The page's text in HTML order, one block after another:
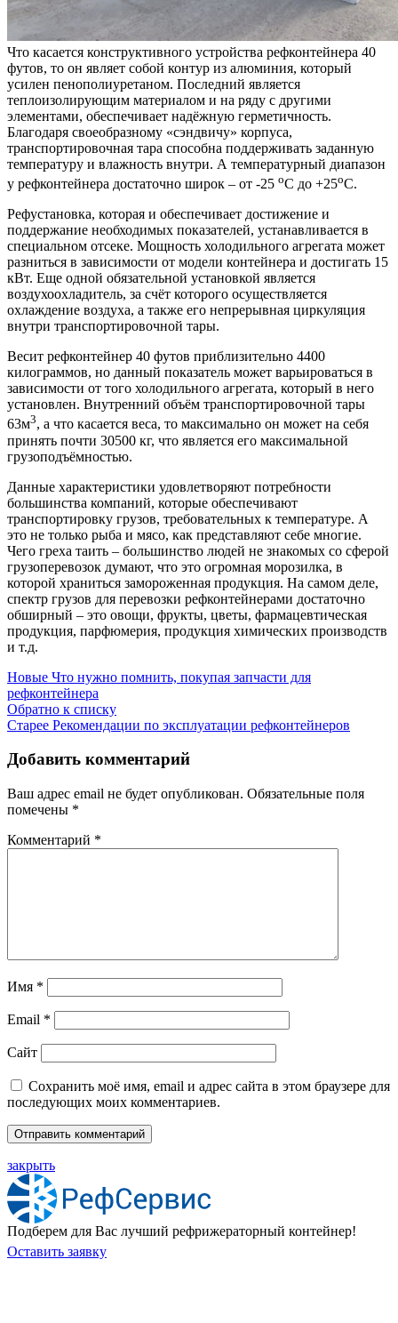
Что касается конструктивного устройства рефконтейнера 40
футов, то он являет собой контур из алюминия, который
усилен пенополиуретаном. Последний является
теплоизолирующим материалом и на ряду с другими
элементами, обеспечивает надёжную герметичность.
Благодаря своеобразному «сэндвичу» корпуса,
транспортировочная тара способна поддерживать заданную
температуру и влажность внутри. А температурный диапазон
у рефконтейнера достаточно широк – от -25 оС до +25оС.
Рефустановка, которая и обеспечивает достижение и
поддержание необходимых показателей, устанавливается в
специальном отсеке. Мощность холодильного агрегата может
разниться в зависимости от модели контейнера и достигать 15
кВт. Еще одной обязательной установкой является
воздухоохладитель, за счёт которого осуществляется
охлаждение воздуха, а также его непрерывная циркуляция
внутри транспортировочной тары.
Весит рефконтейнер 40 футов приблизительно 4400
килограммов, но данный показатель может варьироваться в
зависимости от того холодильного агрегата, который в него
установлен. Внутренний объём транспортировочной тары
63м3, а что касается веса, то максимально он может на себя
принять почти 30500 кг, что является его максимальной
грузоподъёмностью.
Данные характеристики удовлетворяют потребности
большинства компаний, которые обеспечивают
транспортировку грузов, требовательных к температуре. А
это не только рыба и мясо, как представляют себе многие.
Чего греха таить – большинство людей не знакомых со сферой
грузоперевозок думают, что это огромная морозилка, в
которой храниться замороженная продукция. На самом деле,
спектр грузов для перевозки рефконтейнерами достаточно
обширный – это овощи, фрукты, цветы, фармацевтическая
продукция, парфюмерия, продукция химических производств
и т.д.
Новые Что нужно помнить, покупая запчасти для
рефконтейнера
Обратно к списку
Старее Рекомендации по эксплуатации рефконтейнеров
Добавить комментарий
Ваш адрес email не будет опубликован. Обязательные поля
помечены *
Комментарий *
Имя *
Email *
Сайт
Сохранить моё имя, email и адрес сайта в этом браузере для
последующих моих комментариев.
закрыть
Подберем для Вас лучший рефрижераторный контейнер!
Оставить заявку